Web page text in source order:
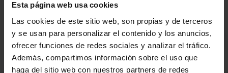
Esta página web usa cookies
Las cookies de este sitio web, son propias y de terceros
y se usan para personalizar el contenido y los anuncios,
ofrecer funciones de redes sociales y analizar el tráfico.
Además, compartimos información sobre el uso que
haga del sitio web con nuestros partners de redes
NOTICIAS
PLANTILLA
ENTRADAS
últimas noticias y promociones del club.
Email
He leído y acepto laPolítica de privacidaddel SASKI BASKONIA